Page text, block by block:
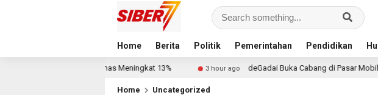
Home Berita Politik Pemerintahan Pendidikan
3 hour ago deGadai Buka Cabang di Pasar Mobil Kemayoran,
Home Uncategorized